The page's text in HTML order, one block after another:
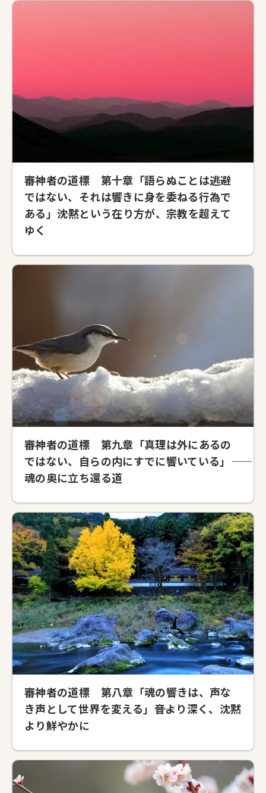
審神者の道標 第十章「語らぬことは逃避
ではない、それは響きに身を委ねる行為で
ある」――沈黙という在り方が、宗教を超えて
ゆく
審神者の道標 第九章「真理は外にあるの
ではない、自らの内にすでに響いている」――
魂の奥に立ち還る道
審神者の道標 第八章「魂の響きは、声な
き声として世界を変える」――音より深く、沈黙
より鮮やかに